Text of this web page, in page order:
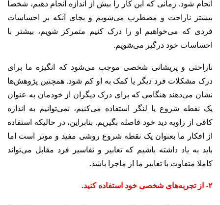
انجام شود. زمانی که این کار را بیش از اندازه انجام دهیم، شخصا
بیشتر ناراحت و مضطرب می‌شویم و بجای آنکه بر احساسات
فردی که می‌خواهیم او را درک کنیم متمرکز شویم، بیشتر با
احساسات خود درگیر می‌شویم.
ناراحتی و پریشانی شخصی موجب می‌شود که انگیزه ما برای
درک مشکلات فرد دیگر یا کمک به او کم شود. همچنین پژوهش‌ها
نشان می‌دهند هنگامی که برای درک دیگران از خودمان به عنوان
یک نقطه شروع یا لنگر استفاده می‌کنیم، نمی‌توانیم به اندازه
کافی از زاویه دید خود فاصله بگیریم. بنابراین، در حالیکه استفاده
از افکار ما بعنوان یک نقطه شروع روشی مفید و موثر است اما
باید به یاد داشته باشیم که تعابیر و تفاسیر فرد مقابل می‌تواند
کاملا متفاوت با تعابیر ما از ماجرا باشد.
۲- از تجربه‌های شخصی خود استفاده کنید.